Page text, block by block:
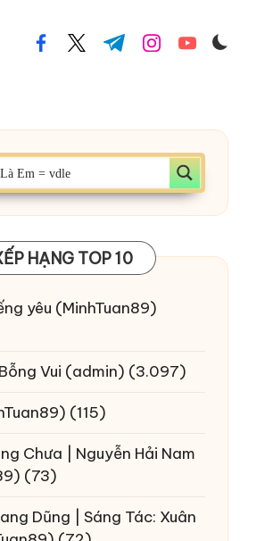
facebook.com
twitter.com
t.me instagram.com
youtube.com
HẠNG TOP 10
yêu (MinhTuan89)
Vui (admin) (3.097)
(115)
Chưa | Nguyễn Hải Nam
(73)
Dũng | Sáng Tác: Xuân